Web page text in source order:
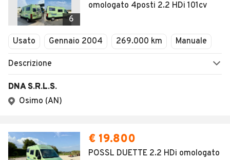
6
omologato 4posti 2.2 HDi 101cv
Usato Gennaio 2004 269.000 km Manuale
Descrizione
DNA S.R.L.S.
Osimo (AN)
€ 19.800
POSSL DUETTE 2.2 HDi omologato